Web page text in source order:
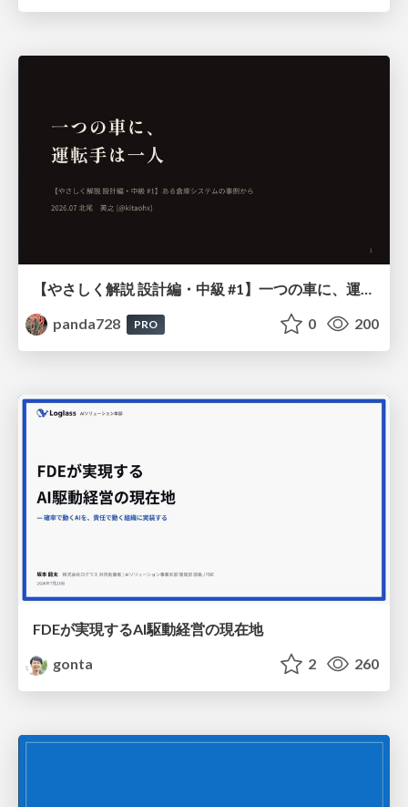
【やさしく解説 設計編・中級 #1】一つの車に、運転手は一人 ～ある倉庫システムの事例から～
panda728
PRO 0 200
FDEが実現するAI駆動経営の現在地
gonta
2 260